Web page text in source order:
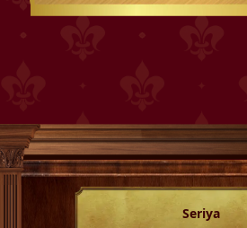
Seriya